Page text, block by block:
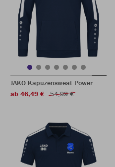
JAKO Kapuzensweat Power
ab 46,49 €
54,99 €